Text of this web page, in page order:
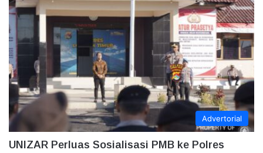
Advertorial
UNIZAR Perluas Sosialisasi PMB ke Polres